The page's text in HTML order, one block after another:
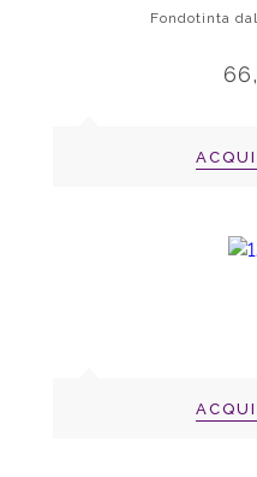
Fondotinta